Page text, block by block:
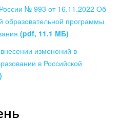
№ 993 от 16.11.2022 Об
образовательной программы
(pdf, 11.1 MБ)
изменений в
в Российской